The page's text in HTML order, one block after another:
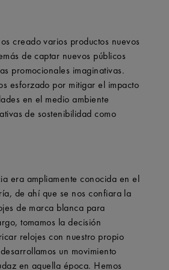
creado varios productos nuevos
de captar nuevos públicos
promocionales imaginativas.
esforzado por mitigar el impacto
en el medio ambiente
de sostenibilidad como
era ampliamente conocida en el
de ahí que se nos confiara la
de marca blanca para
tomamos la decisión
relojes con nuestro propio
un movimiento
en aquella época. Hemos